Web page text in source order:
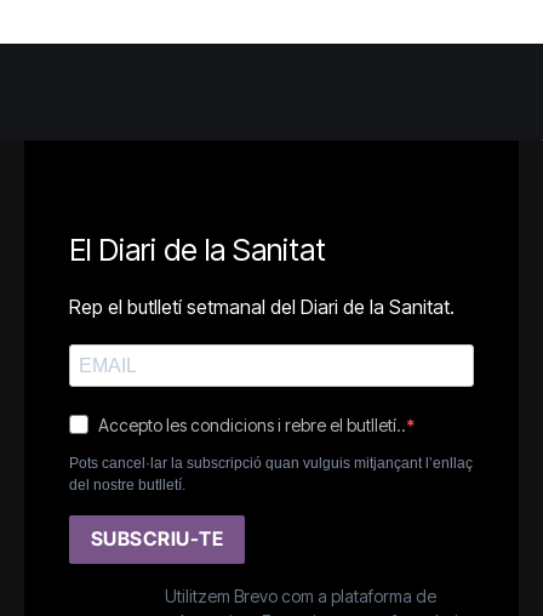
El Diari de la Sanitat
Rep el butlletí setmanal del Diari de la Sanitat.
Accepto les condicions i rebre el butlletí..
Pots cancel·lar la subscripció quan vulguis mitjançant l’enllaç
del nostre butlletí.
SUBSCRIU-TE
Utilitzem Brevo com a plataforma de